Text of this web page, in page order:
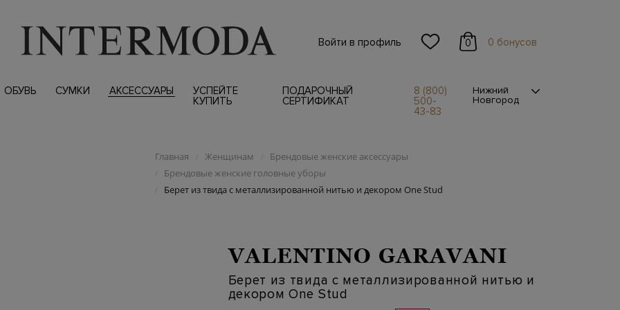
Войти в профиль 0 0 бонусов
ОБУВЬ СУМКИ АКСЕССУАРЫ
УСПЕЙТЕ
КУПИТЬ
ПОДАРОЧНЫЙ
СЕРТИФИКАТ
8 (800)
500-
43-83
Нижний
Новгород
Главная / Женщинам / Брендовые женские аксессуары
/ Брендовые женские головные уборы
/ Берет из твида с металлизированной нитью и декором One Stud
VALENTINO GARAVANI
Берет из твида с металлизированной нитью и
декором One Stud